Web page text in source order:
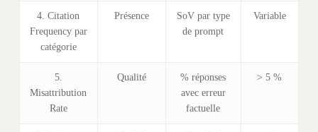
4. Citation
Frequency par
catégorie
Présence
SoV par type
de prompt
Variable
5.
Misattribution
Rate
Qualité
% réponses
avec erreur
factuelle
> 5 %